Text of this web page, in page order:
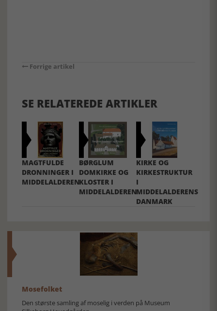
Forrige artikel
SE RELATEREDE ARTIKLER
MAGTFULDE
DRONNINGER I
MIDDELALDEREN
BØRGLUM
DOMKIRKE OG
KLOSTER I
MIDDELALDEREN
KIRKE OG
KIRKESTRUKTUR
I
MIDDELALDERENS
DANMARK
Mosefolket
Den største samling af moselig i verden på Museum